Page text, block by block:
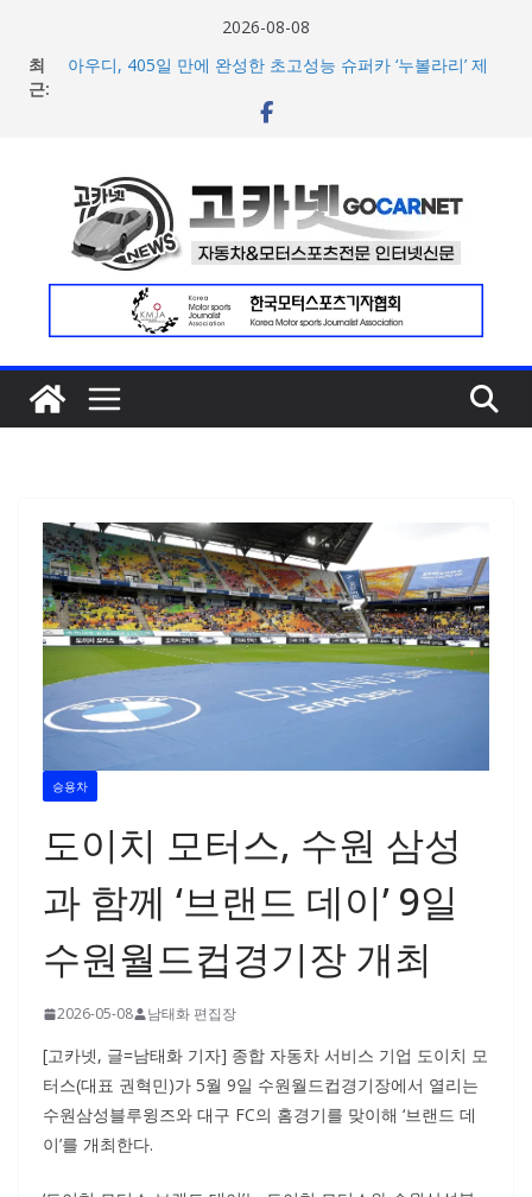
2026-08-08
최
근:
아우디, 405일 만에 완성한 초고성능 슈퍼카 ‘누볼라리’ 제
벤틀리, 첫 순수 전기 어반 럭셔리 SUV 토르칼 탑재될 ‘큐레
비 솔루션 제안
한온시스템, 캐나다 정부로부터 1,000만 캐나다달러 규모
지원 확보
넥센타이어 주최 ‘2026 스피드웨이 모터 페스티벌’ 3R 나이
트 페스티벌 8일 용인 개최
승용차
도이치 모터스, 수원 삼성
과 함께 ‘브랜드 데이’ 9일
수원월드컵경기장 개최
2026-05-08 남태화 편집장
[고카넷, 글=남태화 기자] 종합 자동차 서비스 기업 도이치 모
터스(대표 권혁민)가 5월 9일 수원월드컵경기장에서 열리는
수원삼성블루윙즈와 대구 FC의 홈경기를 맞이해 ‘브랜드 데
이’를 개최한다.